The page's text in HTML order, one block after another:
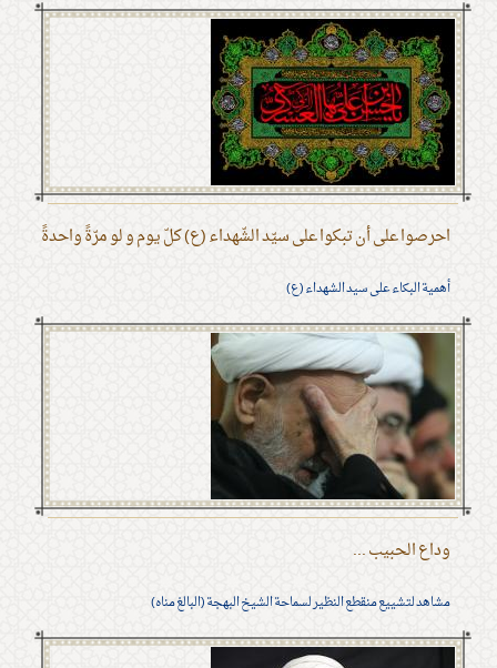
احرصوا على أن تبكوا على سيّد الشّهداء (ع) كلّ يوم و لو مرّةً واحدةً
أهمية البكاء على سيد الشهداء (ع)
وداع الحبيب ...
مشاهد لتشييع منقطع النظير لسماحة الشيخ البهجة (البالغ مناه)